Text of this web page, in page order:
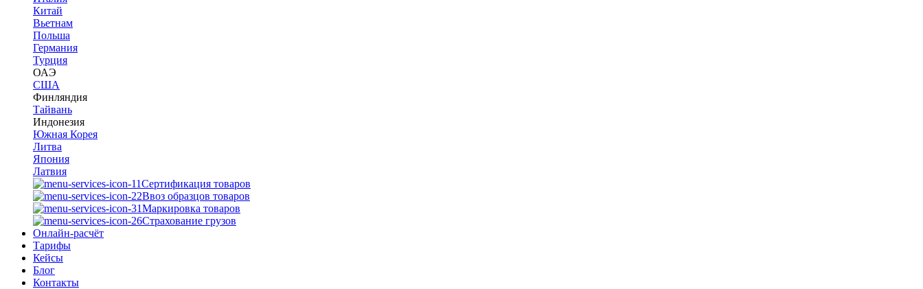
Китай
Вьетнам
Польша
Германия
Турция
ОАЭ
США
Финляндия
Тайвань
Индонезия
Южная Корея
Литва
Япония
Латвия
Сертификация товаров
Ввоз образцов товаров
Маркировка товаров
Страхование грузов
Онлайн-расчёт
Тарифы
Кейсы
Блог
Контакты